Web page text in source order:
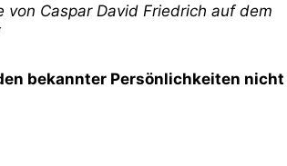
Caspar David Friedrich auf dem
bekannter Persönlichkeiten nicht